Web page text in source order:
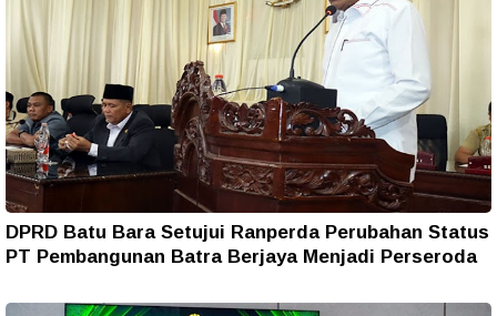
DPRD Batu Bara Setujui Ranperda Perubahan Status
PT Pembangunan Batra Berjaya Menjadi Perseroda